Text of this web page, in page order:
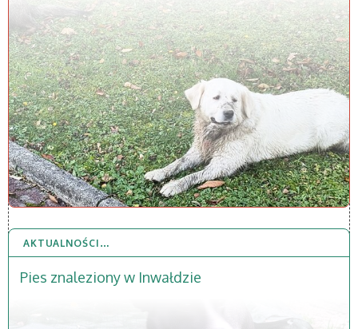
AKTUALNOŚCI…
Pies znaleziony w Inwałdzie
22 PAŹ 2025